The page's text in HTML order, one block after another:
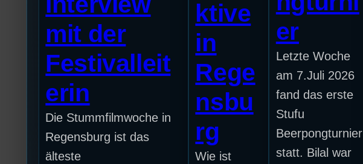
mit der
Festivalleit
erin
Die Stummfilmwoche in
Regensburg ist das
älteste
ktive
in
Rege
nsbu
rg
Wie ist
er
Letzte Woche
am 7.Juli 2026
fand das erste
Stufu
Beerpongturnier
statt. Bilal war